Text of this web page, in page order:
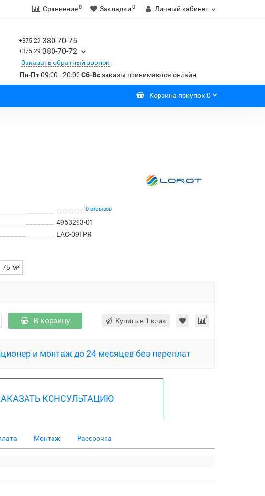
Сравнение 0 Закладки 0 Личный кабинет
+375 29 380-70-75
+375 29 380-70-72
Заказать обратный звонок
Пн-Пт09:00 - 20:00 Сб-Всзаказы принимаются онлайн
Корзина покупок:0
0 отзывов
4963293-01
LAC-09TPR
75 м²
В корзину Купить в 1 клик
и монтаж до 24 месяцев без переплат
КОНСУЛЬТАЦИЮ
Монтаж Рассрочка